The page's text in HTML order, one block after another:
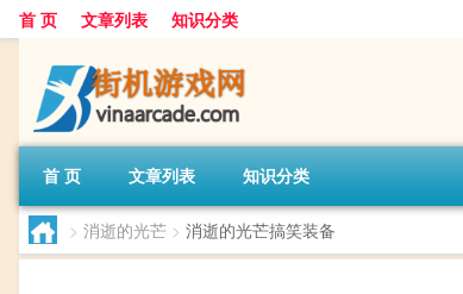
首 页 文章列表 知识分类
首 页 文章列表 知识分类
> 消逝的光芒 > 消逝的光芒搞笑装备